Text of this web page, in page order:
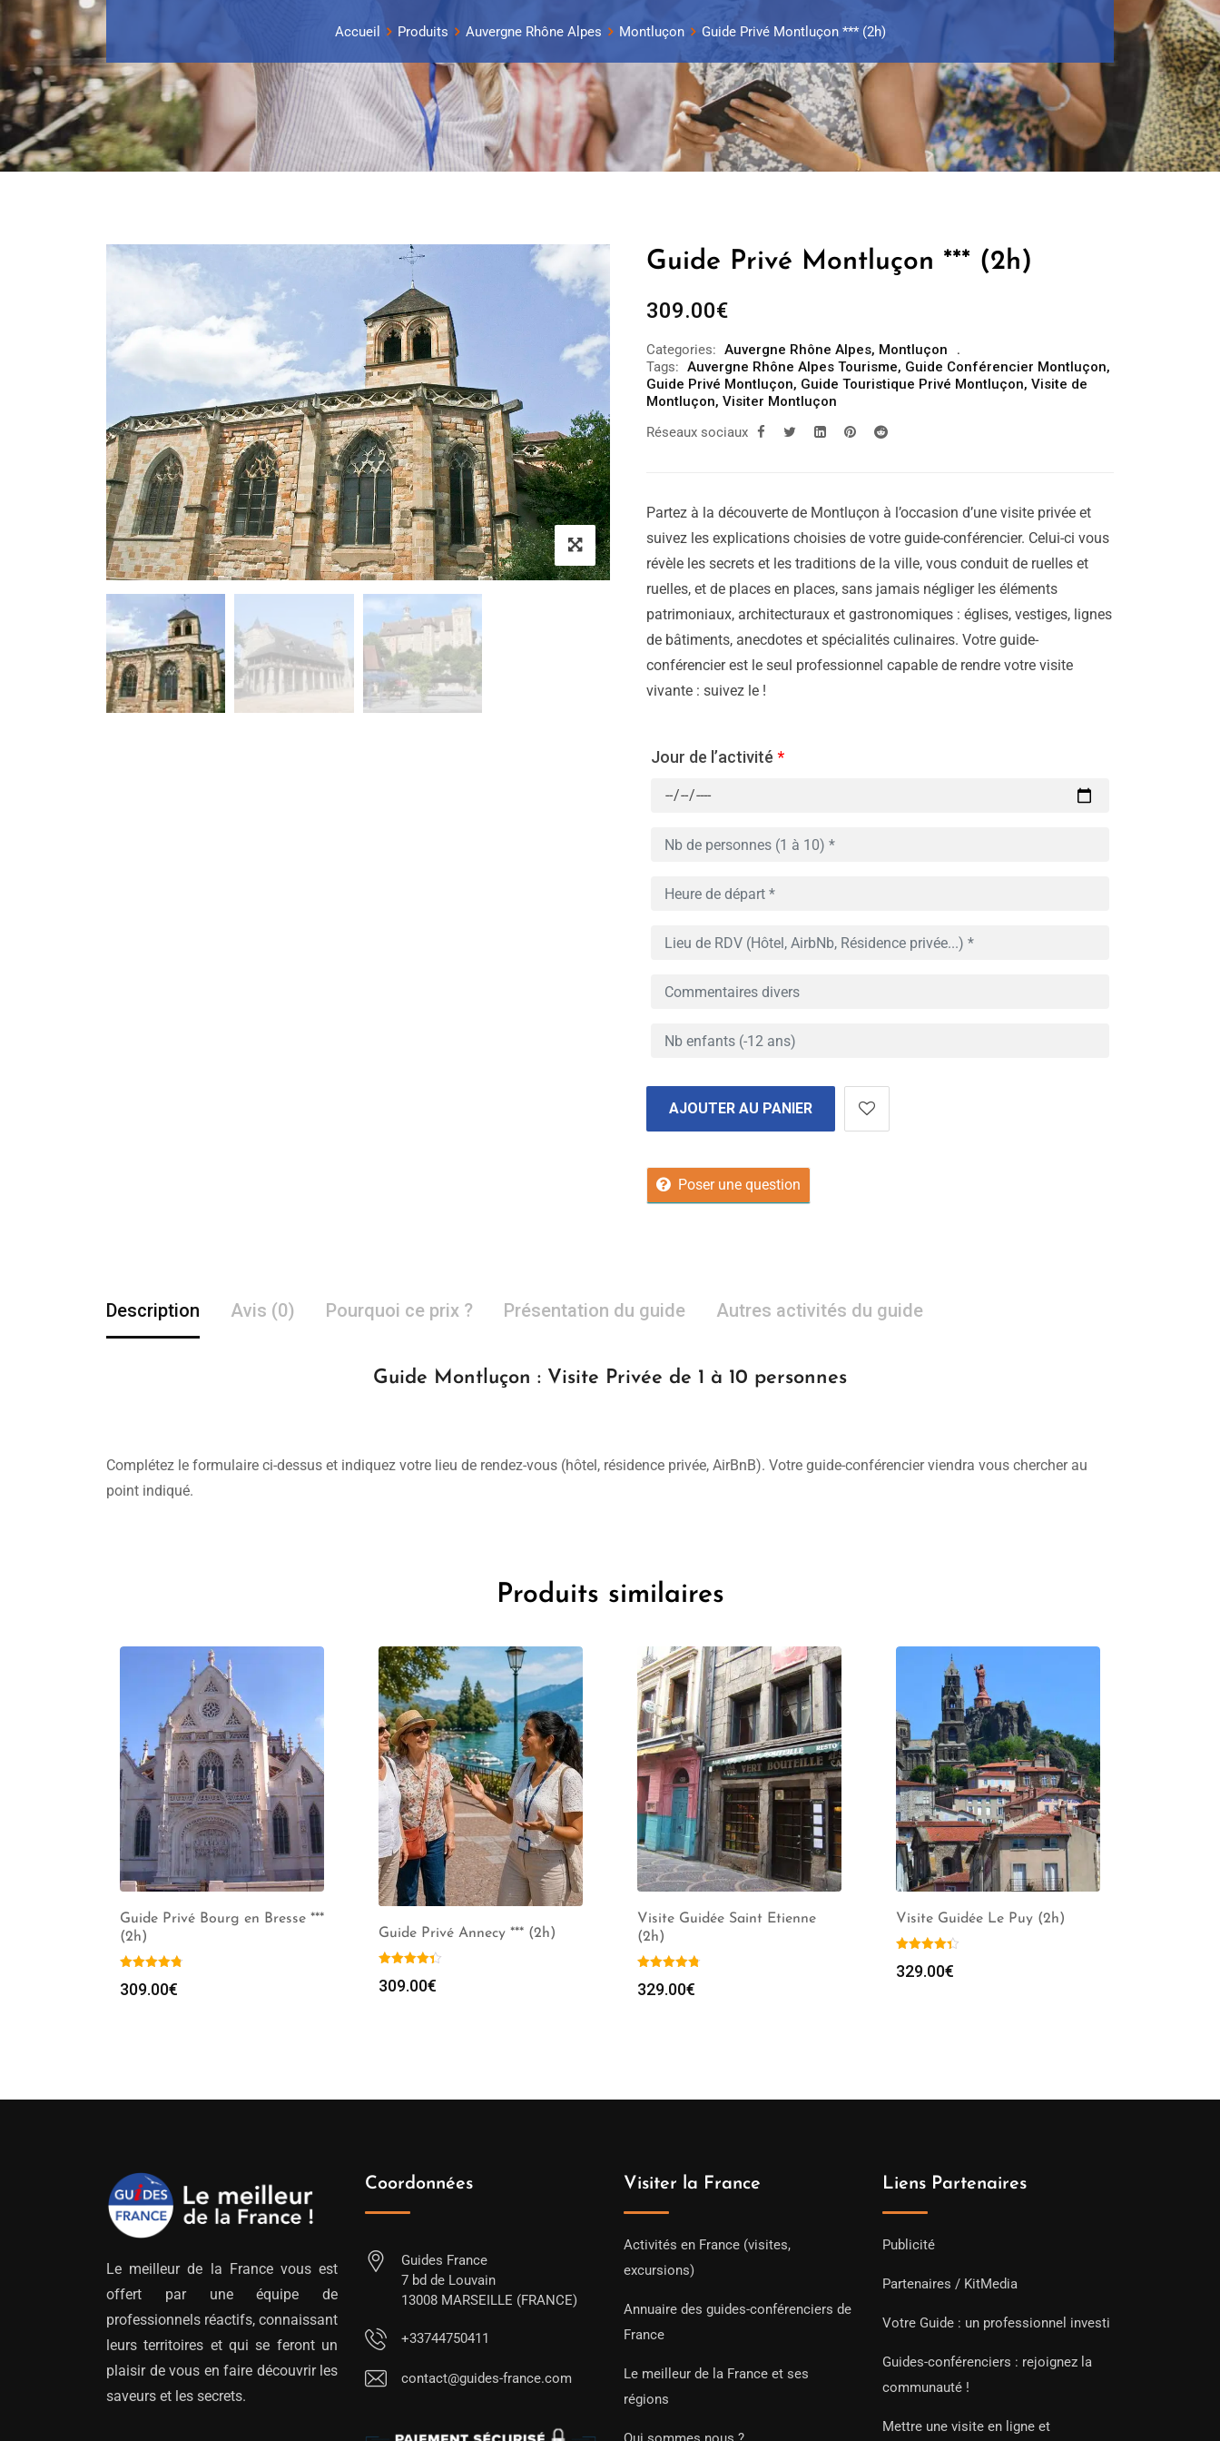
Accueil Produits Auvergne Rhône Alpes Montluçon Guide Privé Montluçon *** (2h)
Guide Privé Montluçon *** (2h)
309.00€
Categories: Auvergne Rhône Alpes, Montluçon
Tags: Auvergne Rhône Alpes Tourisme, Guide Conférencier Montluçon,
Guide Privé Montluçon, Guide Touristique Privé Montluçon, Visite de
Montluçon, Visiter Montluçon
Réseaux sociaux
Partez à la découverte de Montluçon à l’occasion d’une visite privée et
suivez les explications choisies de votre guide-conférencier. Celui-ci vous
révèle les secrets et les traditions de la ville, vous conduit de ruelles et
ruelles, et de places en places, sans jamais négliger les éléments
patrimoniaux, architecturaux et gastronomiques : églises, vestiges, lignes
de bâtiments, anecdotes et spécialités culinaires. Votre guide-
conférencier est le seul professionnel capable de rendre votre visite
vivante : suivez le !
Jour de l’activité *
AJOUTER AU PANIER
Poser une question
Description Avis (0) Pourquoi ce prix ? Présentation du guide Autres activités du guide
Guide Montluçon : Visite Privée de 1 à 10 personnes
Complétez le formulaire ci-dessus et indiquez votre lieu de rendez-vous (hôtel, résidence privée, AirBnB). Votre guide-conférencier viendra vous chercher au
point indiqué.
Produits similaires
Guide Privé Bourg en Bresse ***
(2h)
309.00€
Guide Privé Annecy *** (2h)
309.00€
Visite Guidée Saint Etienne
(2h)
329.00€
Visite Guidée Le Puy (2h)
329.00€
Le meilleur de la France vous est
offert par une équipe de
professionnels réactifs, connaissant
leurs territoires et qui se feront un
plaisir de vous en faire découvrir les
saveurs et les secrets.
Coordonnées
Guides France
7 bd de Louvain
13008 MARSEILLE (FRANCE)
+33744750411
contact@guides-france.com
Visiter la France
Activités en France (visites,
excursions)
Annuaire des guides-conférenciers de
France
Le meilleur de la France et ses
régions
Liens Partenaires
Publicité
Partenaires / KitMedia
Votre Guide : un professionnel investi
Guides-conférenciers : rejoignez la
communauté !
Mettre une visite en ligne et